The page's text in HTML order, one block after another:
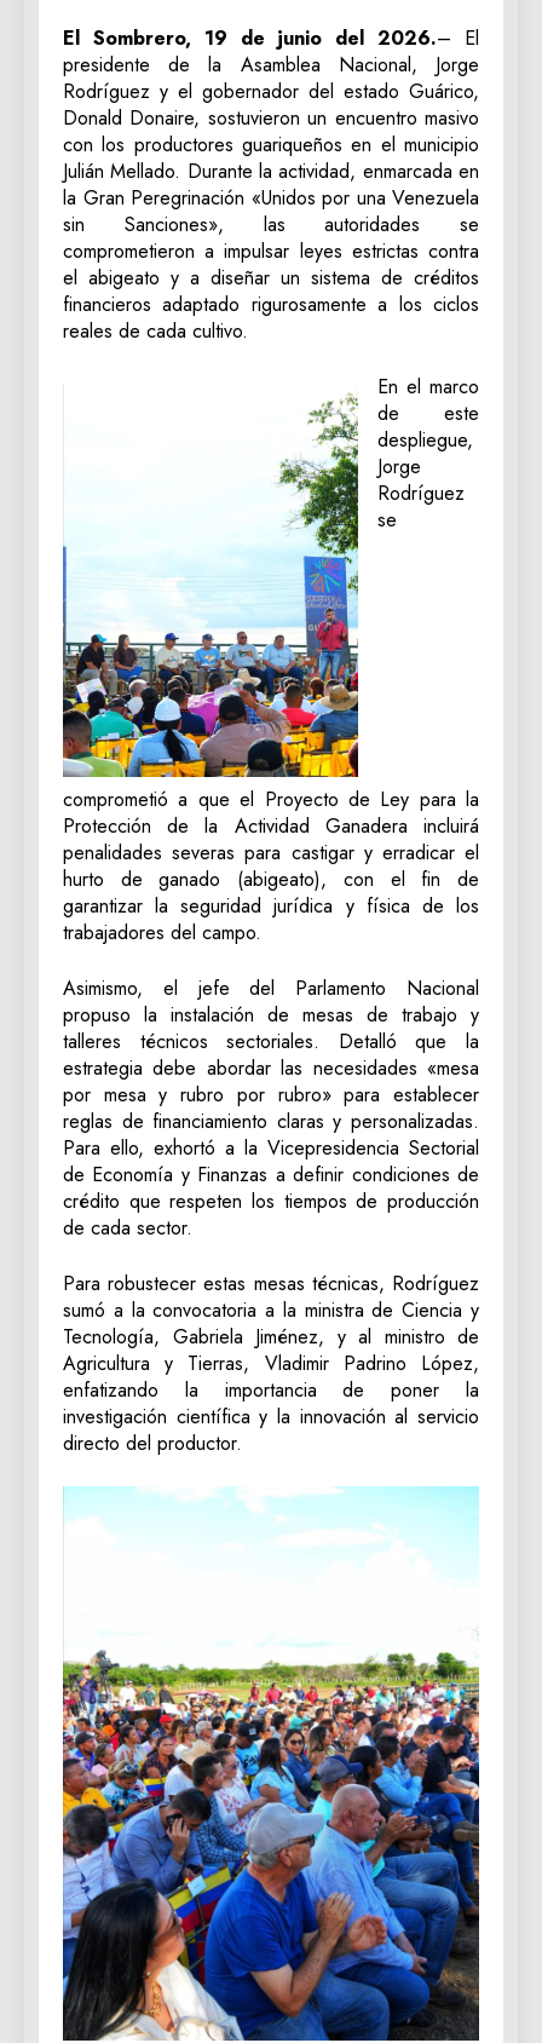
El Sombrero, 19 de junio del 2026.– El
presidente de la Asamblea Nacional, Jorge
Rodríguez y el gobernador del estado Guárico,
Donald Donaire, sostuvieron un encuentro masivo
con los productores guariqueños en el municipio
Julián Mellado. Durante la actividad, enmarcada en
la Gran Peregrinación «Unidos por una Venezuela
sin Sanciones», las autoridades se
comprometieron a impulsar leyes estrictas contra
el abigeato y a diseñar un sistema de créditos
financieros adaptado rigurosamente a los ciclos
reales de cada cultivo.
En el marco
de este
despliegue,
Jorge
Rodríguez
se
comprometió a que el Proyecto de Ley para la
Protección de la Actividad Ganadera incluirá
penalidades severas para castigar y erradicar el
hurto de ganado (abigeato), con el fin de
garantizar la seguridad jurídica y física de los
trabajadores del campo.
Asimismo, el jefe del Parlamento Nacional
propuso la instalación de mesas de trabajo y
talleres técnicos sectoriales. Detalló que la
estrategia debe abordar las necesidades «mesa
por mesa y rubro por rubro» para establecer
reglas de financiamiento claras y personalizadas.
Para ello, exhortó a la Vicepresidencia Sectorial
de Economía y Finanzas a definir condiciones de
crédito que respeten los tiempos de producción
de cada sector.
Para robustecer estas mesas técnicas, Rodríguez
sumó a la convocatoria a la ministra de Ciencia y
Tecnología, Gabriela Jiménez, y al ministro de
Agricultura y Tierras, Vladimir Padrino López,
enfatizando la importancia de poner la
investigación científica y la innovación al servicio
directo del productor.